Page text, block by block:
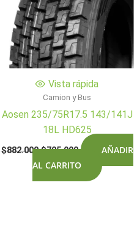
Vista rápida
Camion y Bus
Aosen 235/75R17.5 143/141J
18L HD625
$882.000El
original
era:
$705.900El
actual
es:
AÑADIR
AL CARRITO